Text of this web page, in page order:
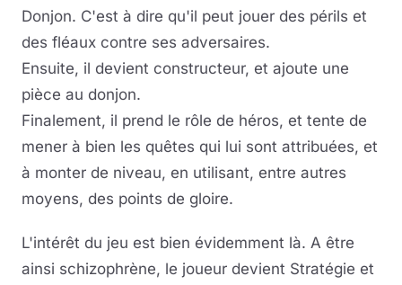
Donjon. C'est à dire qu'il peut jouer des périls et
des fléaux contre ses adversaires.
Ensuite, il devient constructeur, et ajoute une
pièce au donjon.
Finalement, il prend le rôle de héros, et tente de
mener à bien les quêtes qui lui sont attribuées, et
à monter de niveau, en utilisant, entre autres
moyens, des points de gloire.
L'intérêt du jeu est bien évidemment là. A être
ainsi schizophrène, le joueur devient Stratégie et